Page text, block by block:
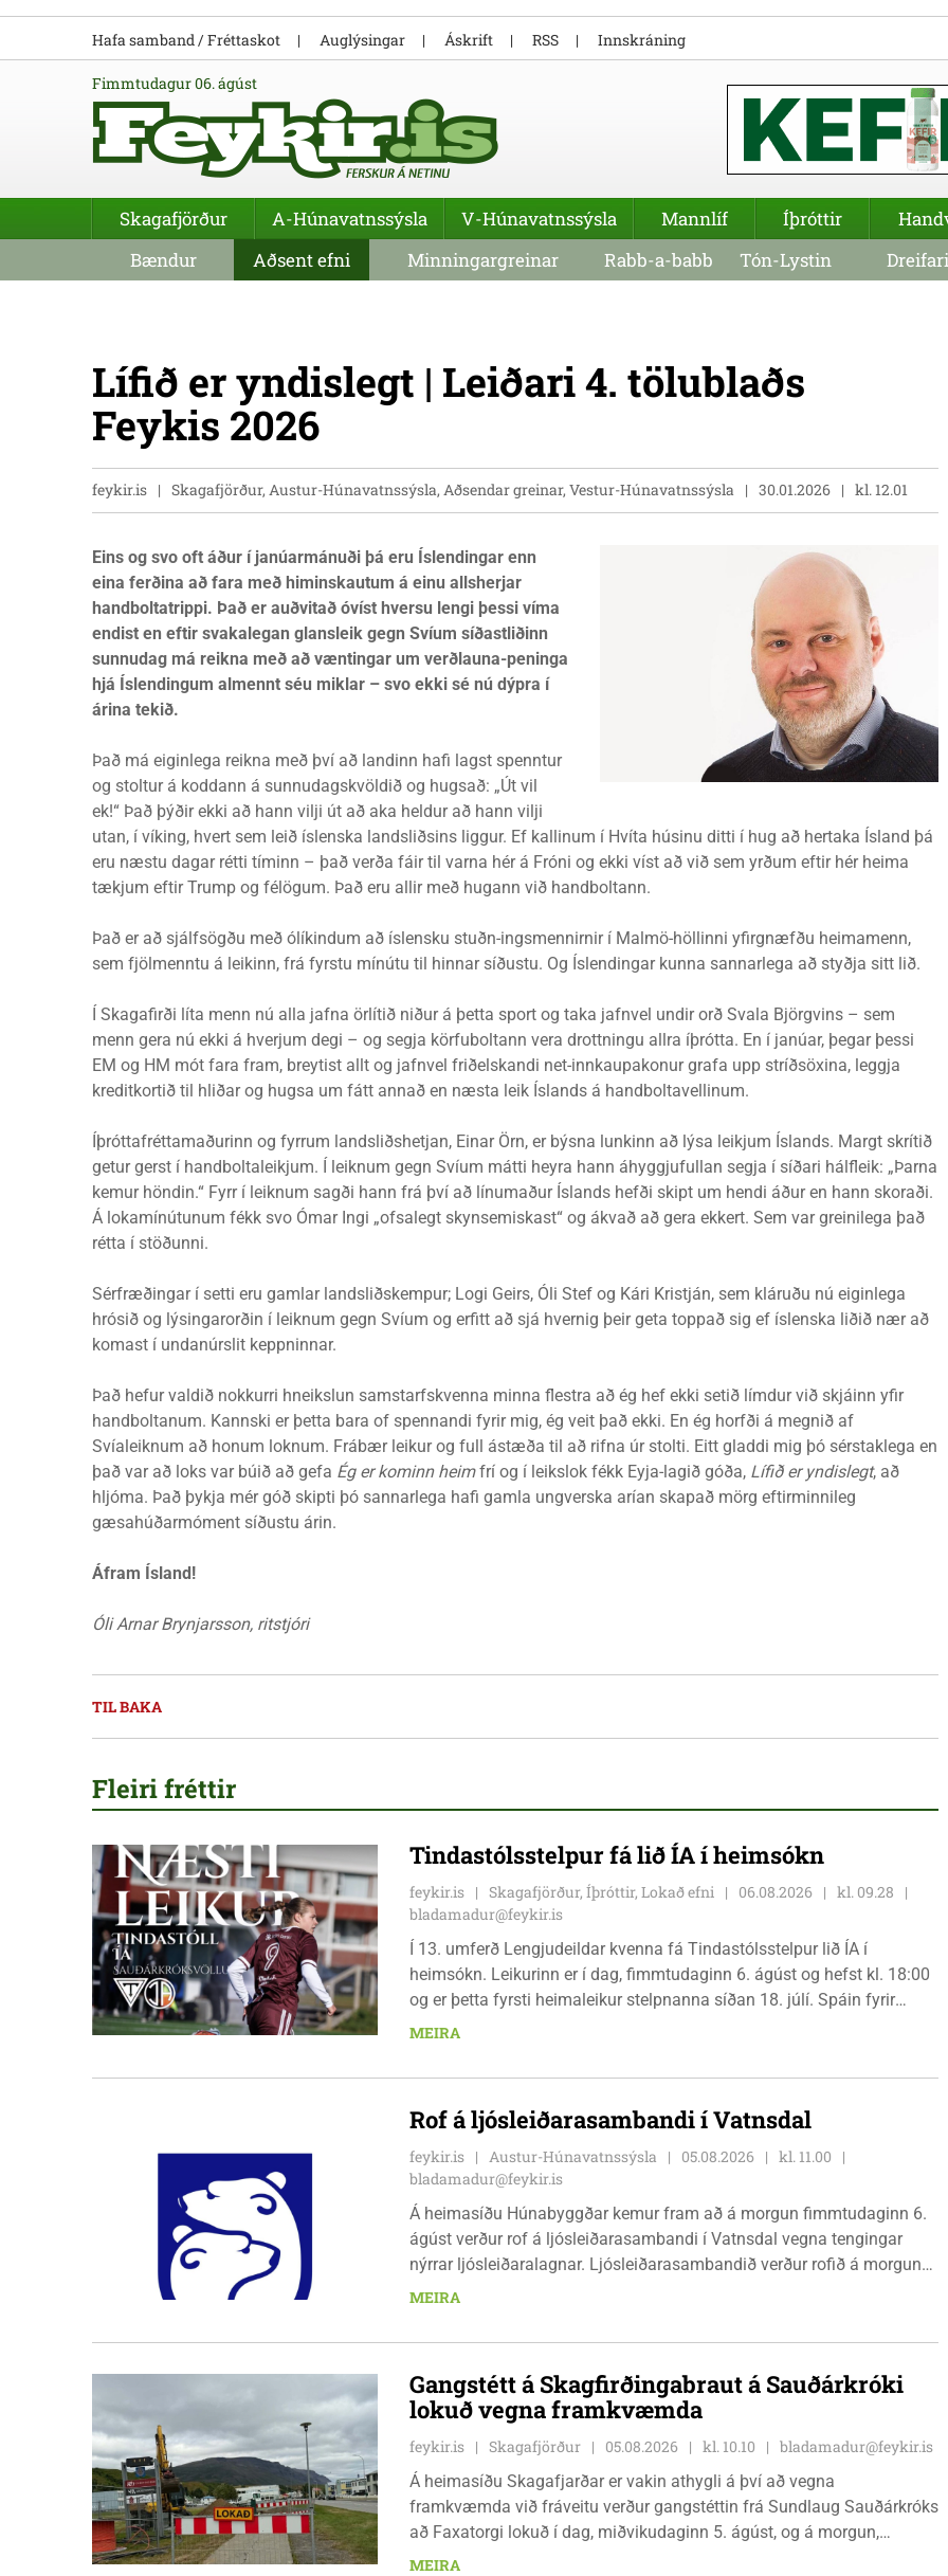
fimmtudagur 06. ágúst
Lífið er yndislegt | Leiðari 4. tölublaðs
Feykis 2026
feykir.is Skagafjörður, Austur-Húnavatnssýsla, Aðsendar greinar, Vestur-Húnavatnssýsla 30.01.2026 kl. 12.01
Eins og svo oft áður í janúarmánuði þá eru Íslendingar enn
eina ferðina að fara með himinskautum á einu allsherjar
handboltatrippi. Það er auðvitað óvíst hversu lengi þessi víma
endist en eftir svakalegan glansleik gegn Svíum síðastliðinn
sunnudag má reikna með að væntingar um verðlauna-peninga
hjá Íslendingum almennt séu miklar – svo ekki sé nú dýpra í
árina tekið.
Það má eiginlega reikna með því að landinn hafi lagst spenntur
og stoltur á koddann á sunnudagskvöldið og hugsað: „Út vil
ek!“ Það þýðir ekki að hann vilji út að aka heldur að hann vilji
utan, í víking, hvert sem leið íslenska landsliðsins liggur. Ef kallinum í Hvíta húsinu ditti í hug að hertaka Ísland þá
eru næstu dagar rétti tíminn – það verða fáir til varna hér á Fróni og ekki víst að við sem yrðum eftir hér heima
tækjum eftir Trump og félögum. Það eru allir með hugann við handboltann.
Það er að sjálfsögðu með ólíkindum að íslensku stuðn-ingsmennirnir í Malmö-höllinni yfirgnæfðu heimamenn,
sem fjölmenntu á leikinn, frá fyrstu mínútu til hinnar síðustu. Og Íslendingar kunna sannarlega að styðja sitt lið.
Í Skagafirði líta menn nú alla jafna örlítið niður á þetta sport og taka jafnvel undir orð Svala Björgvins – sem
menn gera nú ekki á hverjum degi – og segja körfuboltann vera drottningu allra íþrótta. En í janúar, þegar þessi
EM og HM mót fara fram, breytist allt og jafnvel friðelskandi net-innkaupakonur grafa upp stríðsöxina, leggja
kreditkortið til hliðar og hugsa um fátt annað en næsta leik Íslands á handboltavellinum.
Íþróttafréttamaðurinn og fyrrum landsliðshetjan, Einar Örn, er býsna lunkinn að lýsa leikjum Íslands. Margt skrítið
getur gerst í handboltaleikjum. Í leiknum gegn Svíum mátti heyra hann áhyggjufullan segja í síðari hálfleik: „Þarna
kemur höndin.“ Fyrr í leiknum sagði hann frá því að línumaður Íslands hefði skipt um hendi áður en hann skoraði.
Á lokamínútunum fékk svo Ómar Ingi „ofsalegt skynsemiskast“ og ákvað að gera ekkert. Sem var greinilega það
rétta í stöðunni.
Sérfræðingar í setti eru gamlar landsliðskempur; Logi Geirs, Óli Stef og Kári Kristján, sem kláruðu nú eiginlega
hrósið og lýsingarorðin í leiknum gegn Svíum og erfitt að sjá hvernig þeir geta toppað sig ef íslenska liðið nær að
komast í undanúrslit keppninnar.
Það hefur valdið nokkurri hneikslun samstarfskvenna minna flestra að ég hef ekki setið límdur við skjáinn yfir
handboltanum. Kannski er þetta bara of spennandi fyrir mig, ég veit það ekki. En ég horfði á megnið af
Svíaleiknum að honum loknum. Frábær leikur og full ástæða til að rifna úr stolti. Eitt gladdi mig þó sérstaklega en
það var að loks var búið að gefa Ég er kominn heimfrí og í leikslok fékk Eyja-lagið góða, Lífið er yndislegt, að
hljóma. Það þykja mér góð skipti þó sannarlega hafi gamla ungverska arían skapað mörg eftirminnileg
gæsahúðarmóment síðustu árin.
Áfram Ísland!
Óli Arnar Brynjarsson, ritstjóri
TIL BAKA
Fleiri fréttir
Tindastólsstelpur fá lið ÍA í heimsókn
feykir.is Skagafjörður, Íþróttir, Lokað efni 06.08.2026
kl. 09.28
bladamadur@feykir.is
Í 13. umferð Lengjudeildar kvenna fá Tindastólsstelpur lið ÍA í
heimsókn. Leikurinn er í dag, fimmtudaginn 6. ágúst og hefst kl. 18:00
og er þetta fyrsti heimaleikur stelpnanna síðan 18. júlí. Spáin fyrir
leikinn er fín, lítil háttar rigning og tíu gráðu hiti, þannig að það er um
MEIRA
Rof á ljósleiðarasambandi í Vatnsdal
feykir.is Austur-Húnavatnssýsla 05.08.2026
kl. 11.00
bladamadur@feykir.is
Á heimasíðu Húnabyggðar kemur fram að á morgun fimmtudaginn 6.
ágúst verður rof á ljósleiðarasambandi í Vatnsdal vegna tengingar
nýrrar ljósleiðaralagnar. Ljósleiðarasambandið verður rofið á morgun
fimmtudag klukkan 9:00 í vestanverðum Vatnsdal.
MEIRA
Gangstétt á Skagfirðingabraut á Sauðárkróki
lokuð vegna framkvæmda
feykir.is Skagafjörður 05.08.2026 kl. 10.10
bladamadur@feykir.is
Á heimasíðu Skagafjarðar er vakin athygli á því að vegna
framkvæmda við fráveitu verður gangstéttin frá Sundlaug Sauðárkróks
að Faxatorgi lokuð í dag, miðvikudaginn 5. ágúst, og á morgun,
fimmtudaginn 6. ágúst.
MEIRA
Hafa samband / Fréttaskot Auglýsingar Áskrift RSS Innskráning
Skagafjörður A-Húnavatnssýsla V-Húnavatnssýsla Mannlíf Íþróttir
Bændur
Aðsent efni Minningargreinar Rabb-a-babb Tón-Lystin